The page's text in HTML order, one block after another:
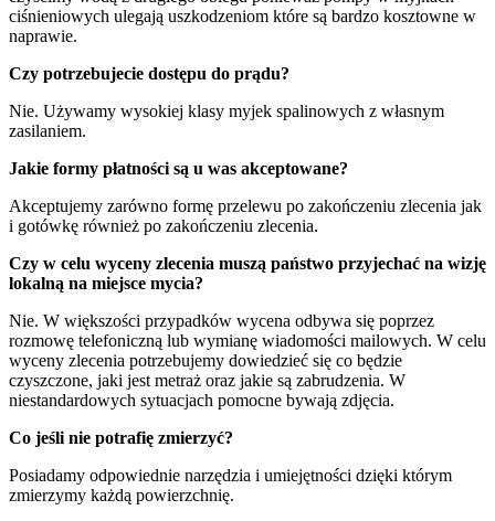
ciśnieniowych ulegają uszkodzeniom które są bardzo kosztowne w
naprawie.
Czy potrzebujecie dostępu do prądu?
Nie. Używamy wysokiej klasy myjek spalinowych z własnym
zasilaniem.
Jakie formy płatności są u was akceptowane?
Akceptujemy zarówno formę przelewu po zakończeniu zlecenia jak
i gotówkę również po zakończeniu zlecenia.
Czy w celu wyceny zlecenia muszą państwo przyjechać na wizję
lokalną na miejsce mycia?
Nie. W większości przypadków wycena odbywa się poprzez
rozmowę telefoniczną lub wymianę wiadomości mailowych. W celu
wyceny zlecenia potrzebujemy dowiedzieć się co będzie
czyszczone, jaki jest metraż oraz jakie są zabrudzenia. W
niestandardowych sytuacjach pomocne bywają zdjęcia.
Co jeśli nie potrafię zmierzyć?
Posiadamy odpowiednie narzędzia i umiejętności dzięki którym
zmierzymy każdą powierzchnię.